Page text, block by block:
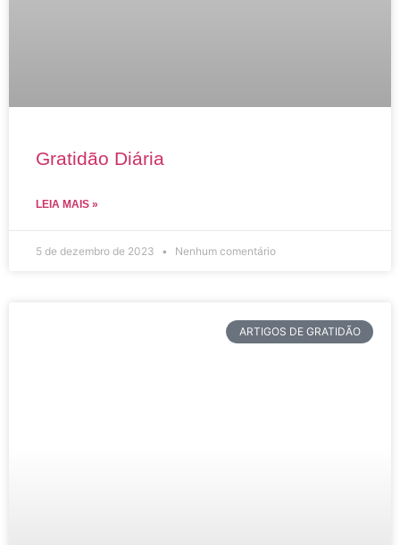
Gratidão Diária
LEIA MAIS »
5 de dezembro de 2023 Nenhum comentário
ARTIGOS DE GRATIDÃO